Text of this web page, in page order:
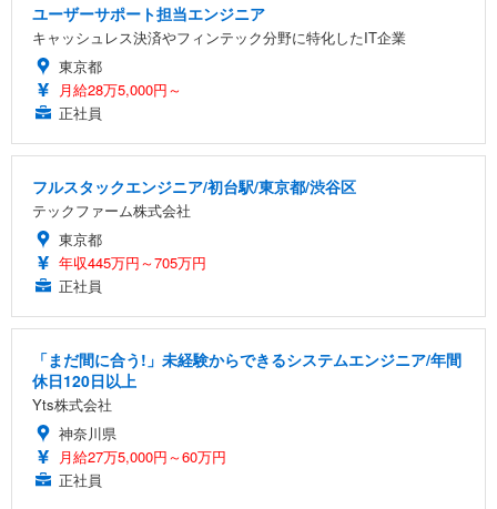
ユーザーサポート担当エンジニア
キャッシュレス決済やフィンテック分野に特化したIT企業
東京都
月給28万5,000円～
正社員
フルスタックエンジニア/初台駅/東京都/渋谷区
テックファーム株式会社
東京都
年収445万円～705万円
正社員
「まだ間に合う!」未経験からできるシステムエンジニア/年間
休日120日以上
Yts株式会社
神奈川県
月給27万5,000円～60万円
正社員